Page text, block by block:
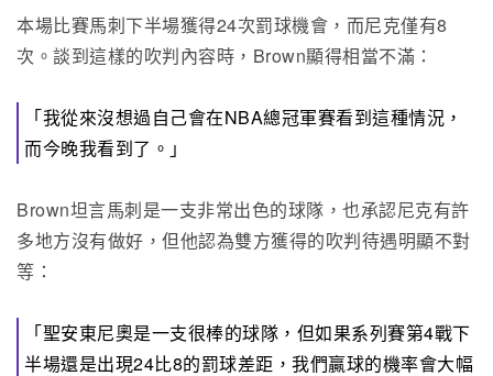
本場比賽馬刺下半場獲得24次罰球機會，而尼克僅有8
次。談到這樣的吹判內容時，Brown顯得相當不滿：
「我從來沒想過自己會在NBA總冠軍賽看到這種情況，
而今晚我看到了。」
Brown坦言馬刺是一支非常出色的球隊，也承認尼克有許
多地方沒有做好，但他認為雙方獲得的吹判待遇明顯不對
等：
「聖安東尼奧是一支很棒的球隊，但如果系列賽第4戰下
半場還是出現24比8的罰球差距，我們贏球的機率會大幅